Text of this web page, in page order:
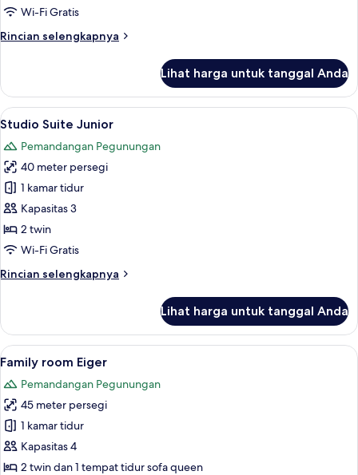
Eiger)Wi-Fi Gratis
Rincian selengkapnya
Rincian
Kamar
Double
(Standard
Lihat harga untuk tanggal Anda
Lihat
semua
foto
untuk
Studio
Suite
Junior
Studio Suite Junior | Seprai
16
Studio Suite Junior
Pemandangan Pegunungan
40 meter persegi
1 kamar tidur
Kapasitas 3
2 twin
Wi-Fi Gratis
Rincian selengkapnya
Rincian
Studio
Suite
Junior
Lihat harga untuk tanggal Anda
Lihat
semua
foto
untuk
Family
room
Eiger
Family room Eiger | Seprai
6
Family room Eiger
Pemandangan Pegunungan
45 meter persegi
1 kamar tidur
Kapasitas 4
2 twin dan 1 tempat tidur sofa queen